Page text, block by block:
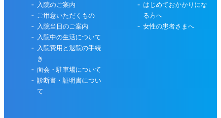
入院のご案内
ご用意いただくもの
入院当日のご案内
入院中の生活について
入院費用と退院の手続
き
面会・駐車場について
診断書・証明書につい
て
はじめておかかりにな
る方へ
女性の患者さまへ